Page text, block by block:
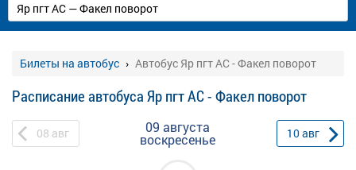
Билеты на автобус Автобус Яр пгт АС - Факел поворот
Расписание автобуса Яр пгт АС - Факел поворот
08 авг 09 августа
воскресенье 10авг